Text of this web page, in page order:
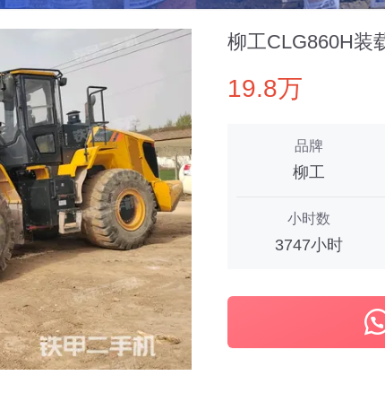
柳工CLG860H装
19.8万
品牌
柳工
小时数
3747小时